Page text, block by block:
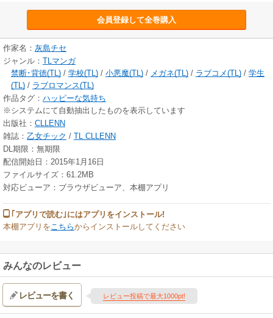
会員登録して全巻購入
作家名： 灰島チセ
ジャンル： TLマンガ
禁断･背徳(TL) / 学校(TL) / 小悪魔(TL) / メガネ(TL) / ラブコメ(TL) / 学生
(TL) / ラブロマンス(TL)
作品タグ： ハッピーな気持ち
※システムにて自動抽出したものを表示しています
出版社： CLLENN
雑誌： 乙女チック / TL CLLENN
DL期限：無期限
配信開始日：2015年1月16日
ファイルサイズ：61.2MB
対応ビューア：ブラウザビューア、本棚アプリ
｢アプリで読む｣にはアプリをインストール!
本棚アプリを こちらからインストールしてください
みんなのレビュー
レビューを書く レビュー投稿で最大1000pt!